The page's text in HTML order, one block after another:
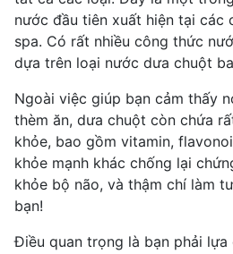
nước đầu tiên xuất hiện tại các
spa. Có rất nhiều công thức
dựa trên loại nước dưa chuột
Ngoài việc giúp bạn cảm thấy
thèm ăn, dưa chuột còn chứa
khỏe, bao gồm vitamin,
khỏe mạnh khác chống lại
khỏe bộ não, và thậm chí làm
bạn!
Điều quan trọng là bạn phải